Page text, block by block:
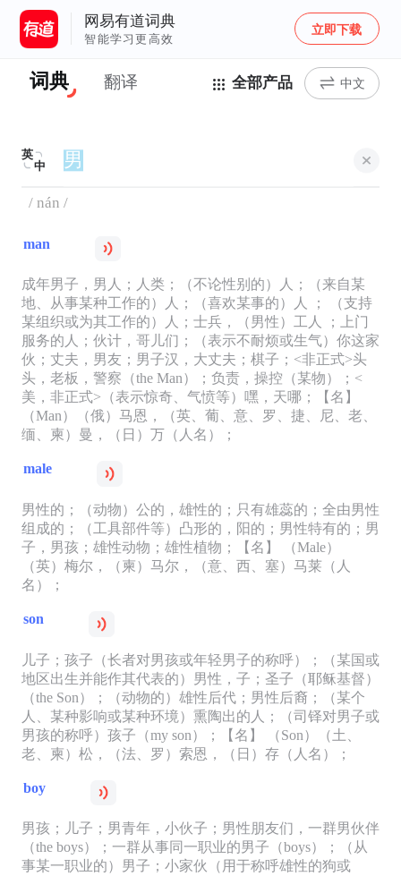
网易有道词典
智能学习更高效
立即下载
词典 翻译 全部产品 中文
英
中
/ nán /
man
成年男子，男人；人类；（不论性别的）人；（来自某
地、从事某种工作的）人；（喜欢某事的）人 ； （支持
某组织或为其工作的）人；士兵，（男性）工人 ；上门
服务的人；伙计，哥儿们；（表示不耐烦或生气）你这家
伙；丈夫，男友；男子汉，大丈夫；棋子；<非正式>头
头，老板，警察（the Man）；负责，操控（某物）；<
美，非正式>（表示惊奇、气愤等）嘿，天哪；【名】
（Man）（俄）马恩，（英、葡、意、罗、捷、尼、老、
缅、柬）曼，（日）万（人名）；
male
男性的；（动物）公的，雄性的；只有雄蕊的；全由男性
组成的；（工具部件等）凸形的，阳的；男性特有的；男
子，男孩；雄性动物；雄性植物；【名】 （Male）
（英）梅尔，（柬）马尔，（意、西、塞）马莱（人
名）；
son
儿子；孩子（长者对男孩或年轻男子的称呼）；（某国或
地区出生并能作其代表的）男性，子；圣子（耶稣基督）
（the Son）；（动物的）雄性后代；男性后裔；（某个
人、某种影响或某种环境）熏陶出的人；（司铎对男子或
男孩的称呼）孩子（my son）；【名】 （Son）（土、
老、柬）松，（法、罗）索恩，（日）存（人名）；
boy
男孩；儿子；男青年，小伙子；男性朋友们，一群男伙伴
（the boys）；一群从事同一职业的男子（boys）；（从
事某一职业的）男子；小家伙（用于称呼雄性的狗或